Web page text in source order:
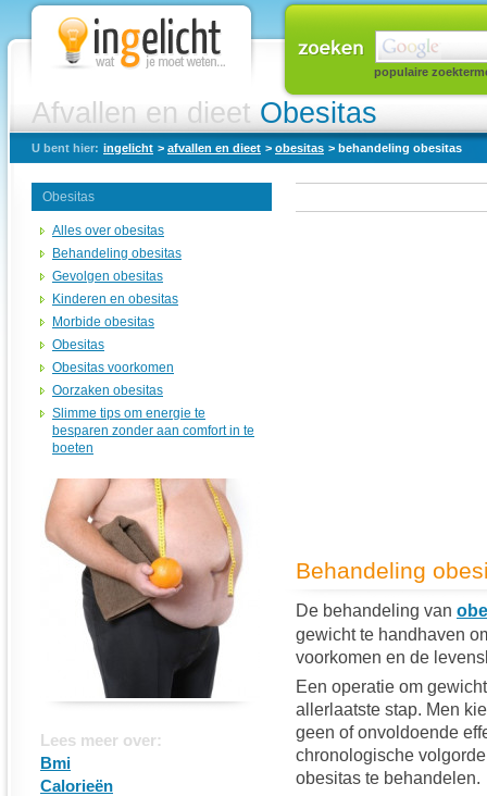
Afvallen en dieet Obesitas
populaire
U bent hier: ingelicht > afvallen en dieet > obesitas > behandeling obesitas
Obesitas
Alles over obesitas
Behandeling obesitas
Gevolgen obesitas
Kinderen en obesitas
Morbide obesitas
Obesitas
Obesitas voorkomen
Oorzaken obesitas
Slimme tips om energie te
besparen zonder aan comfort in te
boeten
Lees meer over:
Bmi
Calorieën
Behandeling
De behandeling van
gewicht te handhaven
voorkomen en de
Een operatie om
allerlaatste stap. Men
geen of onvoldoende
chronologische
obesitas te behandelen.